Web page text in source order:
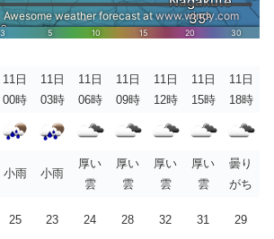
11日
00時
11日
03時
11日
06時
11日
09時
11日
12時
11日
15時
11日
18時
小雨 小雨
厚い
雲
厚い
雲
厚い
雲
厚い
雲
曇り
がち
25 23 24 28 32 31 29